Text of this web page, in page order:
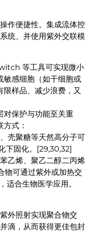
作便捷性。集成流体控
统、并使用紫外交联模
等工具可实现微小
敏感细胞（如干细胞或
限样品、减少浪费，又
对保护与功能至关重
式：
壳聚糖等天然高分子可
下固化。[29,30,32]
乙烯、聚乙二醇二丙烯
物可通过紫外或加热交
适合生物医学应用。
外照射实现聚合物交
滴，从而获得更佳包封